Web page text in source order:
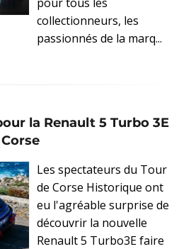
collectionneurs, les
passionnés de la marq...
la Renault 5 Turbo 3E
Les spectateurs du Tour
de Corse Historique ont
eu l'agréable surprise de
découvrir la nouvelle
Renault 5 Turbo3E faire